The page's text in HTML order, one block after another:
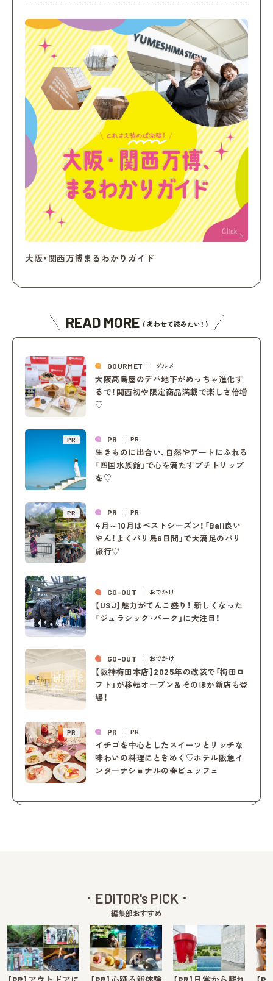
大阪・関西万博まるわかりガイド
READ MORE ( あわせて読みたい！ )
GOURMET グルメ
大阪高島屋のデパ地下がめっちゃ進化す
るで！関西初や限定商品満載で楽しさ倍増
♡
PR PR PR
生きものに出合い、自然やアートにふれる
「四国水族館」で心を満たすプチトリップ
を♡
PR PR PR
4月～10月はベストシーズン！「Bali良い
やん！よくバリ島6日間」で大満足のバリ
旅行♡
GO-OUT おでかけ
【USJ】魅力がてんこ盛り！ 新しくなった
「ジュラシック・パーク」に大注目！
GO-OUT おでかけ
【阪神梅田本店】2025年の改装で「梅田ロ
フト」が移転オープン＆そのほか新店も登
場！
PR PR PR
イチゴを中心としたスイーツとリッチな
味わいの料理にときめく♡ホテル阪急イ
ンターナショナルの春ビュッフェ
EDITOR's PICK
編集部おすすめ